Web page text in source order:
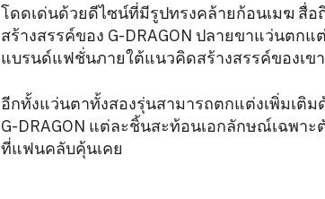
โดดเด่นด้วยดีไซน์ที่มีรูปทรงคล้ายก้อนเมฆ สื่อ
สร้างสรรค์ของ G-DRAGON ปลายขาแว่นตก
แบรนด์แฟชั่นภายใต้แนวคิดสร้างสรรค์ของเขา
อีกทั้งแว่นตาทั้งสองรุ่นสามารถตกแต่งเพิ่มเติม
G-DRAGON แต่ละชิ้นสะท้อนเอกลักษณ์เฉพา
ที่แฟนคลับคุ้นเคย